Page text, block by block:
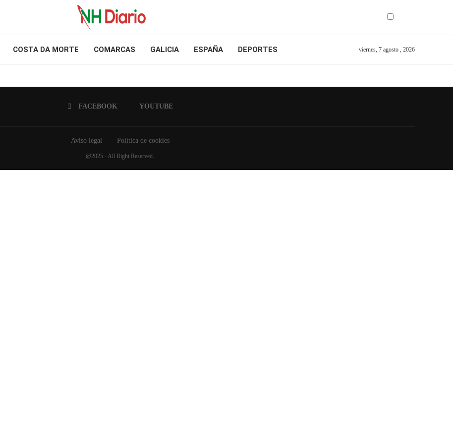
COSTA DA MORTE COMARCAS GALICIA ESPAÑA DEPORTES viernes, 7 agosto , 2026
FACEBOOK YOUTUBE
Aviso legal Política de cookies
@2025 - All Right Reserved.